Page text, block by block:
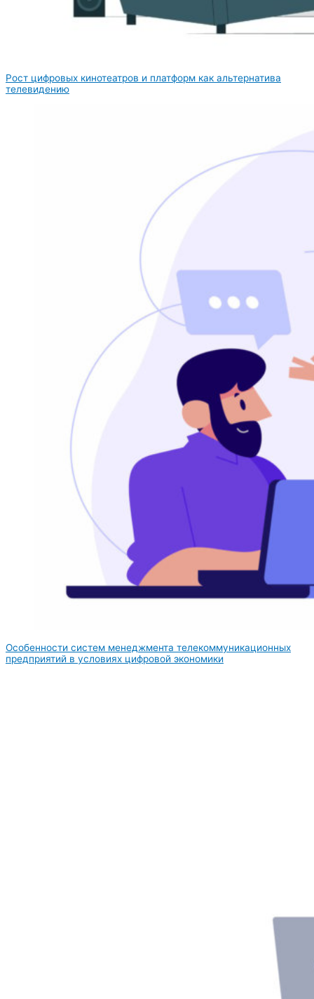
Рост цифровых кинотеатров и платформ как альтернатива
телевидению
Особенности систем менеджмента телекоммуникационных
предприятий в условиях цифровой экономики